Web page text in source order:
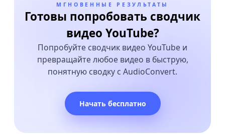
МГНОВЕННЫЕ РЕЗУЛЬТАТЫ
Готовы попробовать сводчик
видео YouTube?
Попробуйте сводчик видео YouTube и
превращайте любое видео в быструю,
понятную сводку с AudioConvert.
Начать бесплатно